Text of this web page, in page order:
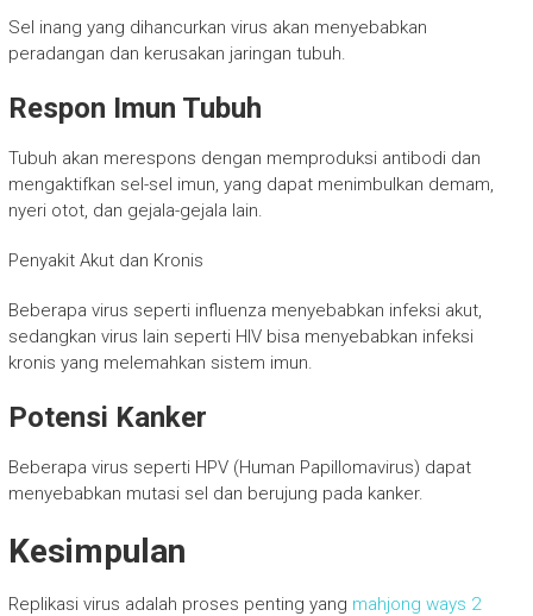
Sel inang yang dihancurkan virus akan menyebabkan
peradangan dan kerusakan jaringan tubuh.
Respon Imun Tubuh
Tubuh akan merespons dengan memproduksi antibodi dan
mengaktifkan sel-sel imun, yang dapat menimbulkan demam,
nyeri otot, dan gejala-gejala lain.
Penyakit Akut dan Kronis
Beberapa virus seperti influenza menyebabkan infeksi akut,
sedangkan virus lain seperti HIV bisa menyebabkan infeksi
kronis yang melemahkan sistem imun.
Potensi Kanker
Beberapa virus seperti HPV (Human Papillomavirus) dapat
menyebabkan mutasi sel dan berujung pada kanker.
Kesimpulan
Replikasi virus adalah proses penting yang mahjong ways 2